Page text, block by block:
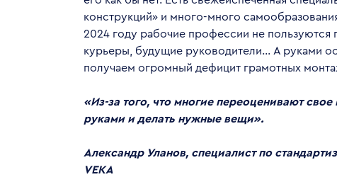
конструкций» и много-много
2024 году рабочие профессии не
курьеры, будущие руководители… А руками
получаем огромный дефицит грамотных
«Из-за того, что многие переоценивают
руками и делать нужные вещи».
Александр Уланов, специалист по
VEKA